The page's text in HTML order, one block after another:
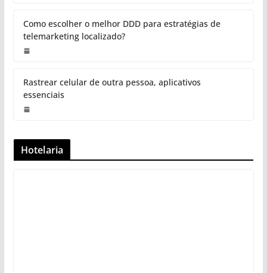
Como escolher o melhor DDD para estratégias de
telemarketing localizado?
Rastrear celular de outra pessoa, aplicativos
essenciais
Hotelaria